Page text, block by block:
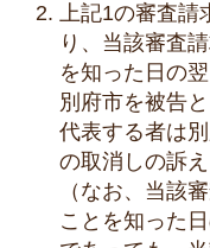
上記1の審査請
り、当該審査
を知った日の
別府市を被告
代表する者は
の取消しの訴
（なお、当該
ことを知った